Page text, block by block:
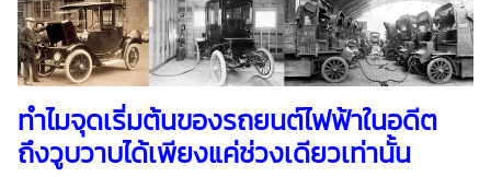
ทำไมจุดเริ่มต้นของรถยนต์ไฟฟ้าในอดีต
ถึงวูบวาบได้เพียงแค่ช่วงเดียวเท่านั้น